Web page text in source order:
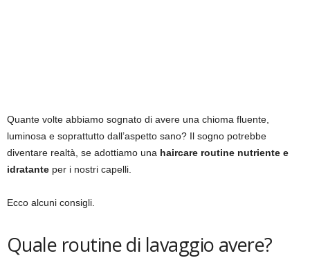
Quante volte abbiamo sognato di avere una chioma fluente,
luminosa e soprattutto dall’aspetto sano? Il sogno potrebbe
diventare realtà, se adottiamo una haircare routine nutriente e
idratante per i nostri capelli.
Ecco alcuni consigli.
Quale routine di lavaggio avere?